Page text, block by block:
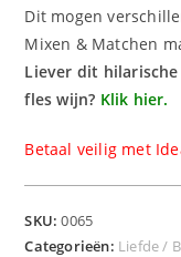
Dit mogen
Mixen & Matchen
Liever dit
fles wijn? Klik hier.
Betaal veilig met
SKU:0065
Categorieën: Liefde /